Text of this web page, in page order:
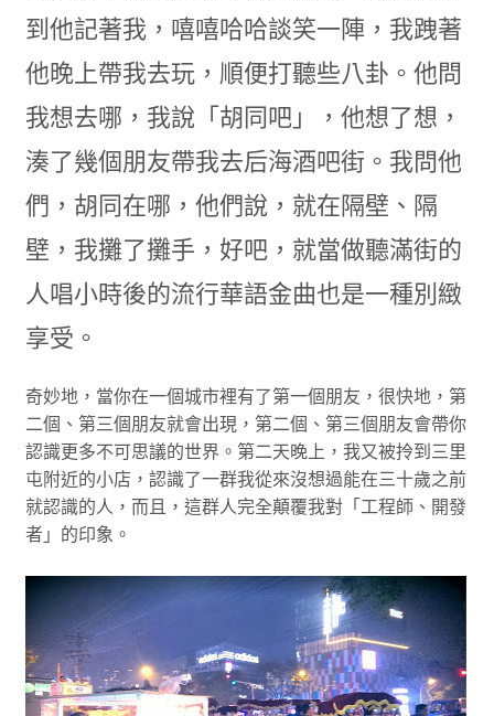
到他記著我，嘻嘻哈哈談笑一陣，我跩著
他晚上帶我去玩，順便打聽些八卦。他問
我想去哪，我說「胡同吧」，他想了想，
湊了幾個朋友帶我去后海酒吧街。我問他
們，胡同在哪，他們說，就在隔壁、隔
壁，我攤了攤手，好吧，就當做聽滿街的
人唱小時後的流行華語金曲也是一種別緻
享受。
奇妙地，當你在一個城市裡有了第一個朋友，很快地，第
二個、第三個朋友就會出現，第二個、第三個朋友會帶你
認識更多不可思議的世界。第二天晚上，我又被拎到三里
屯附近的小店，認識了一群我從來沒想過能在三十歲之前
就認識的人，而且，這群人完全顛覆我對「工程師、開發
者」的印象。